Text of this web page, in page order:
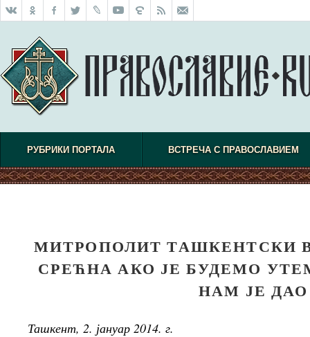
РУБРИКИ ПОРТАЛА ВСТРЕЧА С ПРАВОСЛАВИЕМ
МИТРОПОЛИТ ТАШКЕНТСКИ
СРЕЋНА АКО ЈЕ БУДЕМО
НАМ ЈЕ
Ташкент, 2. јануар 2014. г.